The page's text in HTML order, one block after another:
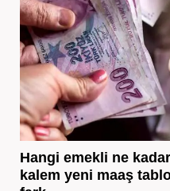
Hangi emekli ne
kalem yeni maaş